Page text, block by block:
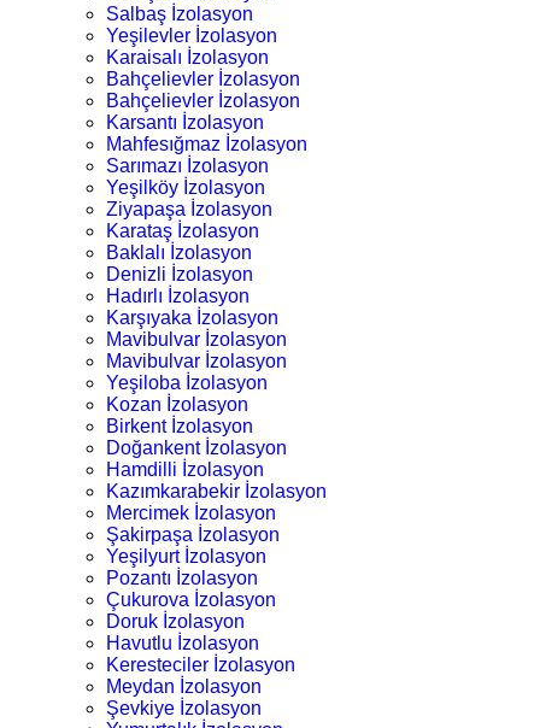
Salbaş İzolasyon
Yeşilevler İzolasyon
Karaisalı İzolasyon
Bahçelievler İzolasyon
Bahçelievler İzolasyon
Karsantı İzolasyon
Mahfesığmaz İzolasyon
Sarımazı İzolasyon
Yeşilköy İzolasyon
Ziyapaşa İzolasyon
Karataş İzolasyon
Baklalı İzolasyon
Denizli İzolasyon
Hadırlı İzolasyon
Karşıyaka İzolasyon
Mavibulvar İzolasyon
Mavibulvar İzolasyon
Yeşiloba İzolasyon
Kozan İzolasyon
Birkent İzolasyon
Doğankent İzolasyon
Hamdilli İzolasyon
Kazımkarabekir İzolasyon
Mercimek İzolasyon
Şakirpaşa İzolasyon
Yeşilyurt İzolasyon
Pozantı İzolasyon
Çukurova İzolasyon
Doruk İzolasyon
Havutlu İzolasyon
Keresteciler İzolasyon
Meydan İzolasyon
Şevkiye İzolasyon